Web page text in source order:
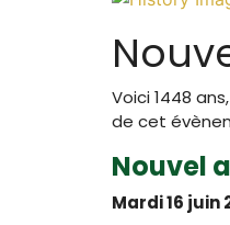
Voici 1448
de cet
Nouvel
Mardi 16 juin